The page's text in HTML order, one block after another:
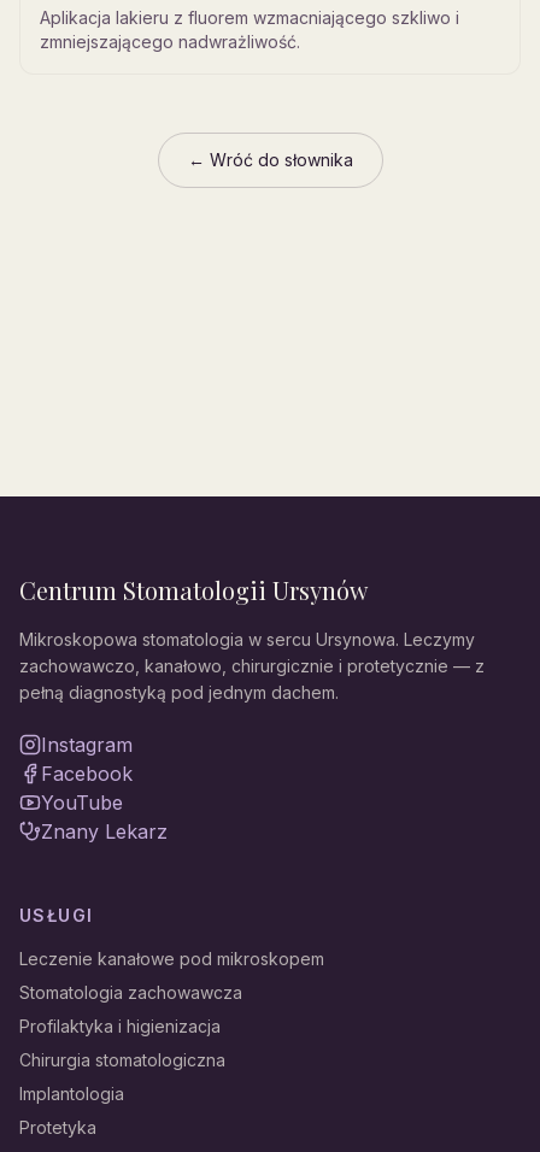
Aplikacja lakieru z fluorem wzmacniającego szkliwo i
zmniejszającego nadwrażliwość.
← Wróć do słownika
Centrum Stomatologii Ursynów
Mikroskopowa stomatologia w sercu Ursynowa. Leczymy
zachowawczo, kanałowo, chirurgicznie i protetycznie — z
pełną diagnostyką pod jednym dachem.
Instagram
Facebook
YouTube
Znany Lekarz
USŁUGI
Leczenie kanałowe pod mikroskopem
Stomatologia zachowawcza
Profilaktyka i higienizacja
Chirurgia stomatologiczna
Implantologia
Protetyka